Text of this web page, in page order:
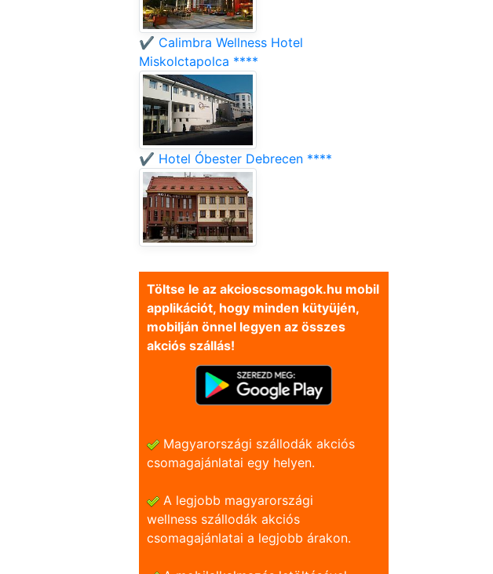
✔️ Calimbra Wellness Hotel
Miskolctapolca ****
✔️ Hotel Óbester Debrecen ****
Töltse le az akcioscsomagok.hu mobil
applikációt, hogy minden kütyüjén,
mobilján önnel legyen az összes
akciós szállás!
Magyarországi szállodák akciós
csomagajánlatai egy helyen.
A legjobb magyarországi
wellness szállodák akciós
csomagajánlatai a legjobb árakon.